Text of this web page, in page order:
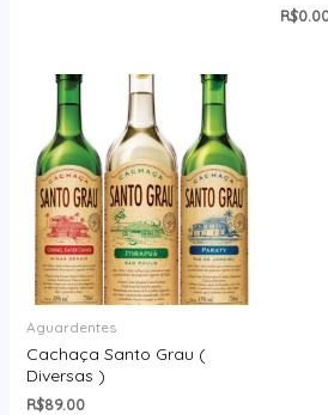
R$
Aguardentes
Cachaça Santo Grau (
Diversas )
R$89.00